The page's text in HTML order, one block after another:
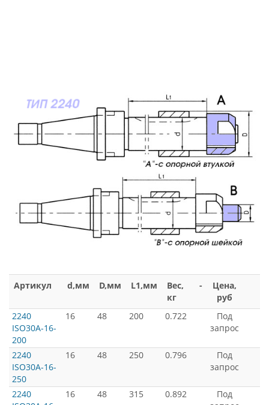
Артикул d,мм D,мм L1,мм
Вес,
кг
-
Цена,
руб
2240
ISO30A-16-
200
16 48 200 0.722
Под
запрос
2240
ISO30A-16-
250
16 48 250 0.796
Под
запрос
2240
16 48 315 0.892
Под